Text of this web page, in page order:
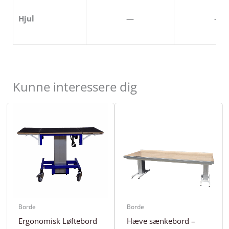
Hjul — —
Kunne interessere dig
Borde
Ergonomisk Løftebord
Borde
Hæve sænkebord –